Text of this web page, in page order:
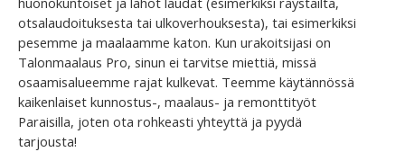
otsalaudoituksesta tai ulkoverhouksesta), tai esimerkiksi
pesemme ja maalaamme katon. Kun urakoitsijasi on
Talonmaalaus Pro, sinun ei tarvitse miettiä, missä
osaamisalueemme rajat kulkevat. Teemme käytännössä
kaikenlaiset kunnostus-, maalaus- ja remonttityöt
Paraisilla, joten ota rohkeasti yhteyttä ja pyydä
tarjousta!